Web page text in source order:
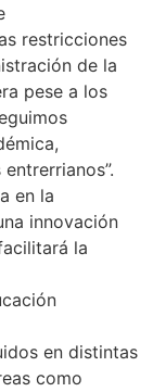
restricciones
de la
pese a los
en la
innovación
la
en distintas
como